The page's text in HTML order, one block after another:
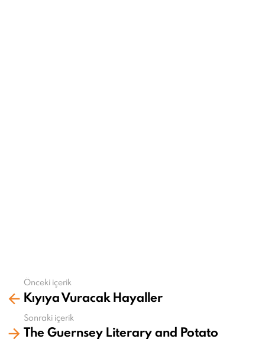
Daha
fazla
Önceki içerik
Kıyıya Vuracak Hayaller
Sonraki içerik
The Guernsey Literary and Potato